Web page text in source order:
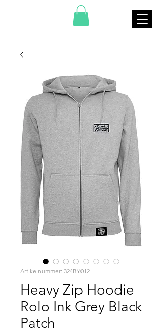
Artikelnummer: 324BY012
Heavy Zip Hoodie
Rolo Ink Grey Black
Patch